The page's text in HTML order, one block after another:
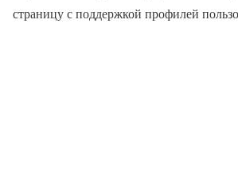
страницу с поддержкой профилей